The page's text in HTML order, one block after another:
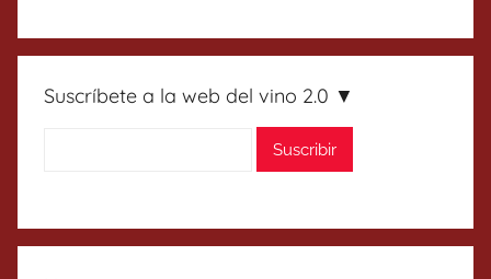
Suscríbete a la web del vino 2.0 ▼